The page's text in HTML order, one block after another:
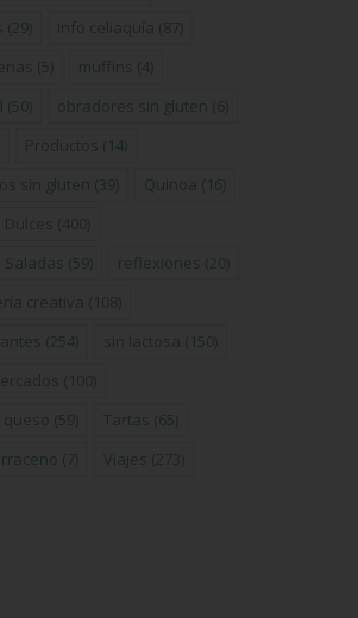
(29) Info celiaquía (87)
(5) muffins (4)
(50) obradores sin gluten (6)
Productos (14)
sin gluten (39) Quinoa (16)
(400)
(59) reflexiones (20)
creativa (108)
(254) sin lactosa (150)
(100)
(59) Tartas (65)
(7) Viajes (273)